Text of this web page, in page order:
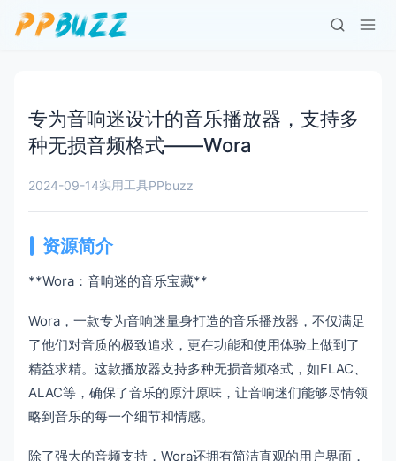
专为音响迷设计的音乐播放器，支持多
种无损音频格式——Wora
2024-09-14实用工具PPbuzz
资源简介
**Wora：音响迷的音乐宝藏**
Wora，一款专为音响迷量身打造的音乐播放器，不仅满足
了他们对音质的极致追求，更在功能和使用体验上做到了
精益求精。这款播放器支持多种无损音频格式，如FLAC、
ALAC等，确保了音乐的原汁原味，让音响迷们能够尽情领
略到音乐的每一个细节和情感。
除了强大的音频支持，Wora还拥有简洁直观的用户界面，